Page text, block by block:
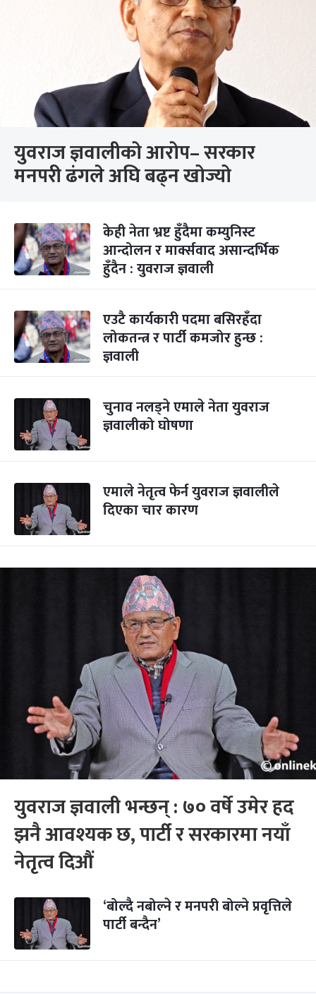
युवराज ज्ञवालीको आरोप– सरकार
मनपरी ढंगले अघि बढ्न खोज्यो
केही नेता भ्रष्ट हुँदैमा कम्युनिस्ट
आन्दोलन र मार्क्सवाद असान्दर्भिक
हुँदैन : युवराज ज्ञवाली
एउटै कार्यकारी पदमा बसिरहँदा
लोकतन्त्र र पार्टी कमजोर हुन्छ :
ज्ञवाली
चुनाव नलड्ने एमाले नेता युवराज
ज्ञवालीको घोषणा
एमाले नेतृत्व फेर्न युवराज ज्ञवालीले
दिएका चार कारण
युवराज ज्ञवाली भन्छन् : ७० वर्षे उमेर हद
झनै आवश्यक छ, पार्टी र सरकारमा नयाँ
नेतृत्व दिऔं
‘बोल्दै नबोल्ने र मनपरी बोल्ने प्रवृत्तिले
पार्टी बन्दैन’